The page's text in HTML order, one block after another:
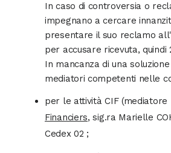
In caso di controversia o
impegnano a cercare
presentare il suo reclamo
per accusare ricevuta,
In mancanza di una
mediatori competenti nelle
per le attività CIF (mediatore
Financiers, sig.ra Marielle
Cedex 02 ;